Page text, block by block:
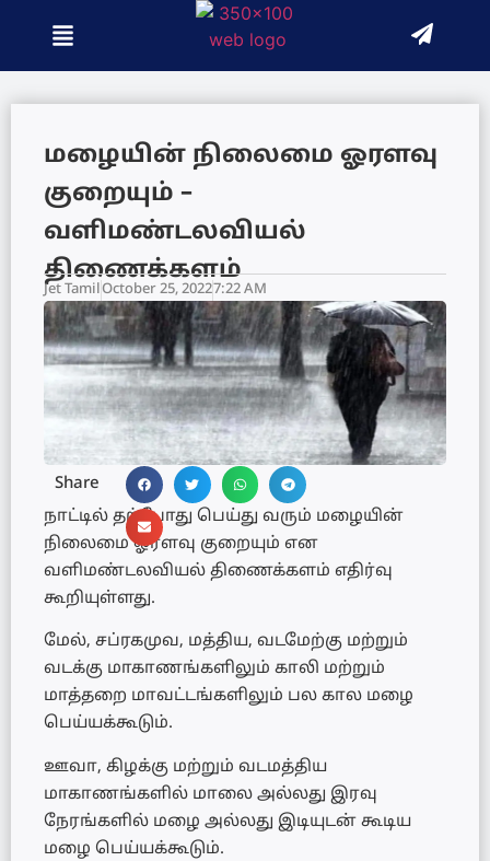
மழையின் நிலைமை ஓரளவு
குறையும் –
வளிமண்டலவியல்
திணைக்களம்
Jet TamilOctober 25, 20227:22 AM
Share
நாட்டில் தற்போது பெய்து வரும் மழையின்
நிலைமை ஓரளவு குறையும் என
வளிமண்டலவியல் திணைக்களம் எதிர்வு
கூறியுள்ளது.
மேல், சப்ரகமுவ, மத்திய, வடமேற்கு மற்றும்
வடக்கு மாகாணங்களிலும் காலி மற்றும்
மாத்தறை மாவட்டங்களிலும் பல கால மழை
பெய்யக்கூடும்.
ஊவா, கிழக்கு மற்றும் வடமத்திய
மாகாணங்களில் மாலை அல்லது இரவு
நேரங்களில் மழை அல்லது இடியுடன் கூடிய
மழை பெய்யக்கூடும்.